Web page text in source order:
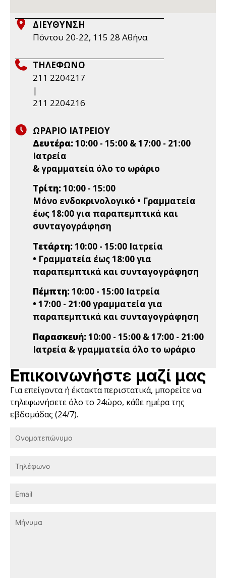
ΔΙΕΥΘΥΝΣΗ
Πόντου 20-22, 115 28 Aθήνα
ΤΗΛΕΦΩΝΟ
211 2204217
|
211 2204216
ΩΡΑΡΙΟ ΙΑΤΡΕΙΟΥ
Δευτέρα:10:00 - 15:00 & 17:00 - 21:00
Ιατρεία
& γραμματεία όλο το ωράριο
Τρίτη:10:00 - 15:00
Μόνο ενδοκρινολογικό • Γραμματεία
έως 18:00 για παραπεμπτικά και
συνταγογράφηση
Τετάρτη:10:00 - 15:00 Ιατρεία
• Γραμματεία έως 18:00 για
παραπεμπτικά και συνταγογράφηση
Πέμπτη:10:00 - 15:00 Ιατρεία
• 17:00 - 21:00 γραμματεία για
παραπεμπτικά και συνταγογράφηση
Παρασκευή:10:00 - 15:00 & 17:00 - 21:00
Ιατρεία & γραμματεία όλο το ωράριο
Επικοινωνήστε μαζί μας
Για επείγοντα ή έκτακτα περιστατικά, μπορείτε να
τηλεφωνήσετε όλο το 24ώρο, κάθε ημέρα της
εβδομάδας (24/7).